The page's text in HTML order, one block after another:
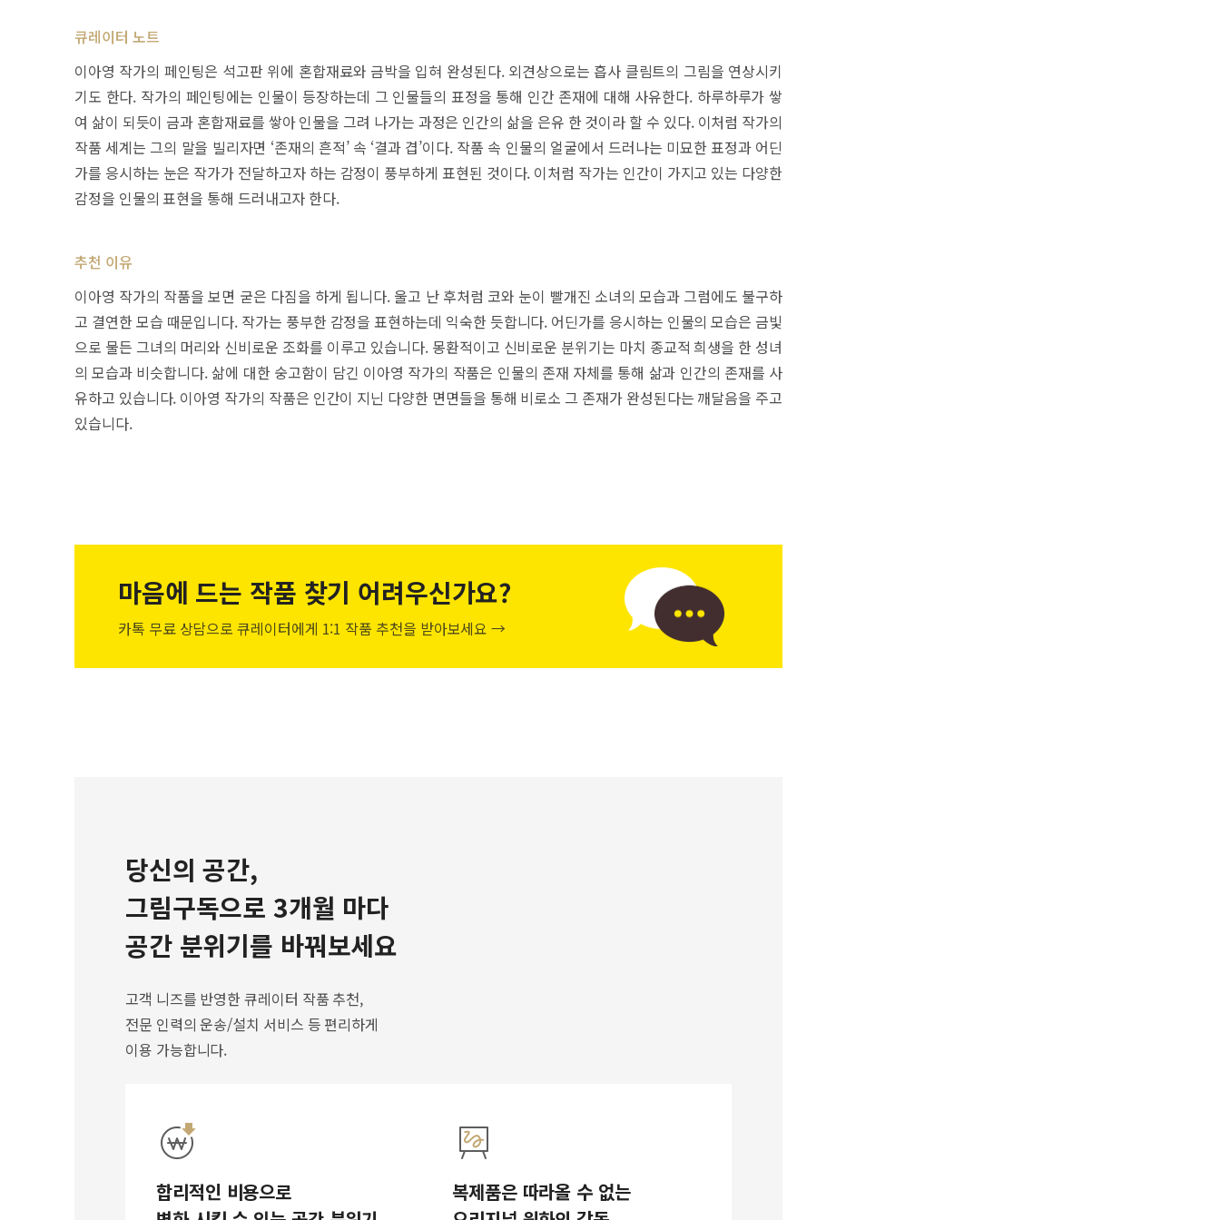
큐레이터 노트
이아영 작가의 페인팅은 석고판 위에 혼합재료와 금박을 입혀 완성된다. 외견상으로는 흡사 클림트의 그림을 연상시키
기도 한다. 작가의 페인팅에는 인물이 등장하는데 그 인물들의 표정을 통해 인간 존재에 대해 사유한다. 하루하루가 쌓
여 삶이 되듯이 금과 혼합재료를 쌓아 인물을 그려 나가는 과정은 인간의 삶을 은유 한 것이라 할 수 있다. 이처럼 작가의
작품 세계는 그의 말을 빌리자면 ‘존재의 흔적’ 속 ‘결과 겹’이다. 작품 속 인물의 얼굴에서 드러나는 미묘한 표정과 어딘
가를 응시하는 눈은 작가가 전달하고자 하는 감정이 풍부하게 표현된 것이다. 이처럼 작가는 인간이 가지고 있는 다양한
감정을 인물의 표현을 통해 드러내고자 한다.
추천 이유
이아영 작가의 작품을 보면 굳은 다짐을 하게 됩니다. 울고 난 후처럼 코와 눈이 빨개진 소녀의 모습과 그럼에도 불구하
고 결연한 모습 때문입니다. 작가는 풍부한 감정을 표현하는데 익숙한 듯합니다. 어딘가를 응시하는 인물의 모습은 금빛
으로 물든 그녀의 머리와 신비로운 조화를 이루고 있습니다. 몽환적이고 신비로운 분위기는 마치 종교적 희생을 한 성녀
의 모습과 비슷합니다. 삶에 대한 숭고함이 담긴 이아영 작가의 작품은 인물의 존재 자체를 통해 삶과 인간의 존재를 사
유하고 있습니다. 이아영 작가의 작품은 인간이 지닌 다양한 면면들을 통해 비로소 그 존재가 완성된다는 깨달음을 주고
있습니다.
마음에 드는 작품 찾기 어려우신가요?
카톡 무료 상담으로 큐레이터에게 1:1 작품 추천을 받아보세요 →
당신의 공간,
그림구독으로 3개월 마다
공간 분위기를 바꿔보세요
고객 니즈를 반영한 큐레이터 작품 추천,
전문 인력의 운송/설치 서비스 등 편리하게
이용 가능합니다.
합리적인 비용으로
복제품은 따라올 수 없는